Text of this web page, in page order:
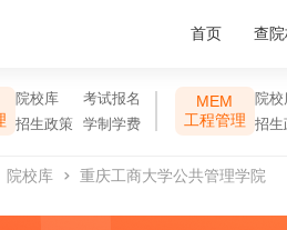
首页 查院
院校库
考试报名
招生政策
学制学费
MEM
工程管理
院校
招生
院校库 重庆工商大学公共管理学院